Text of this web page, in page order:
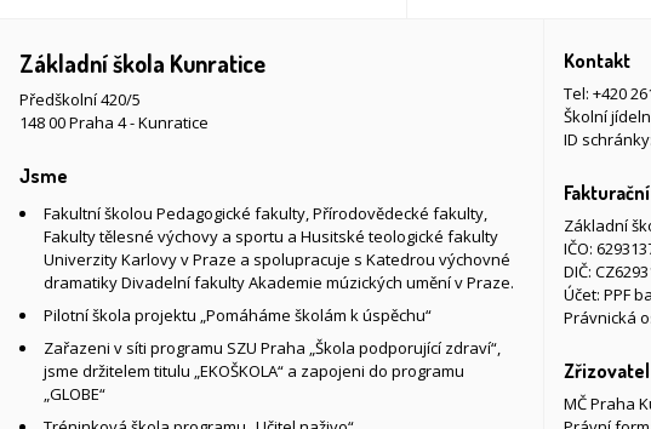
Základní škola Kunratice
Předškolní 420/5
148 00 Praha 4 - Kunratice
Jsme
Fakultní školou Pedagogické fakulty, Přírodovědecké fakulty,
Fakulty tělesné výchovy a sportu a Husitské teologické fakulty
Univerzity Karlovy v Praze a spolupracuje s Katedrou výchovné
dramatiky Divadelní fakulty Akademie múzických umění v Praze.
Pilotní škola projektu „Pomáháme školám k úspěchu“
Zařazeni v síti programu SZU Praha „Škola podporující zdraví“,
jsme držitelem titulu „EKOŠKOLA“ a zapojeni do programu
„GLOBE“
Kontakt
Tel: +420
Školní
ID
Základní
IČO:
DIČ:
Účet: PPF
Právnická
Zřizovatel
MČ Praha